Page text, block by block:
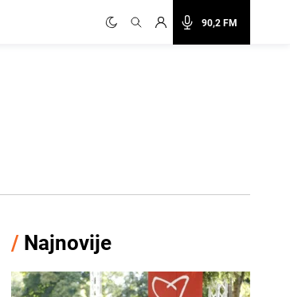
90,2 FM
/ Najnovije